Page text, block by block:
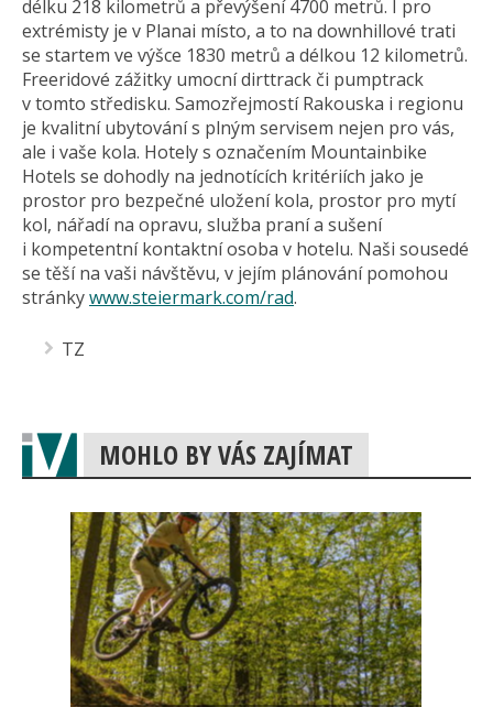
délku 218 kilometrů a převýšení 4700 metrů. I pro
extrémisty je v Planai místo, a to na downhillové trati
se startem ve výšce 1830 metrů a délkou 12 kilometrů.
Freeridové zážitky umocní dirttrack či pumptrack
v tomto středisku. Samozřejmostí Rakouska i regionu
je kvalitní ubytování s plným servisem nejen pro vás,
ale i vaše kola. Hotely s označením Mountainbike
Hotels se dohodly na jednotících kritériích jako je
prostor pro bezpečné uložení kola, prostor pro mytí
kol, nářadí na opravu, služba praní a sušení
i kompetentní kontaktní osoba v hotelu. Naši sousedé
se těší na vaši návštěvu, v jejím plánování pomohou
stránkywww.steiermark.com/rad.
TZ
MOHLO BY VÁS ZAJÍMAT